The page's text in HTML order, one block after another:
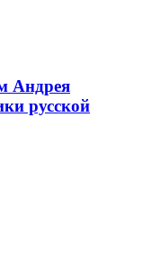
Андрея
русской